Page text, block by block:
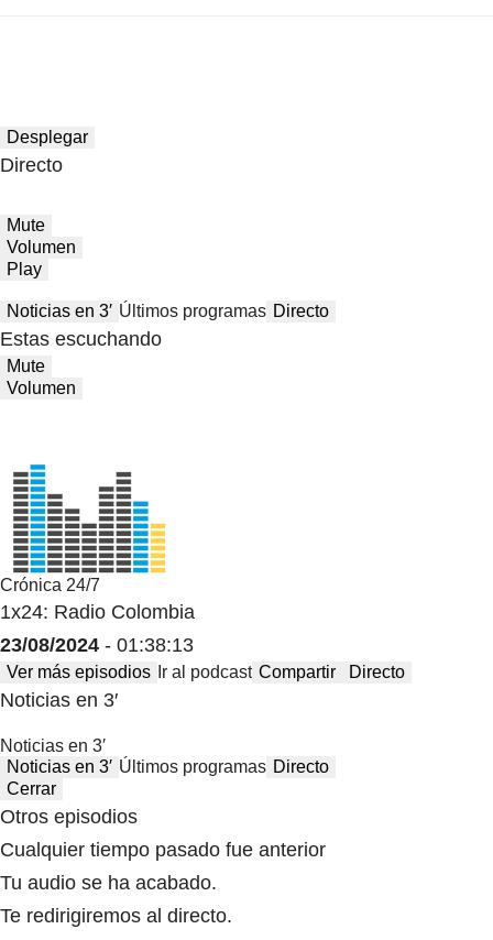
Desplegar
Directo
Mute
Volumen
Play
Noticias en 3′ Últimos programas Directo
Estas escuchando
Mute
Volumen
Crónica 24/7
1x24: Radio Colombia
23/08/2024 - 01:38:13
Ver más episodios Ir al podcast Compartir Directo
Noticias en 3′
Noticias en 3′
Noticias en 3′ Últimos programas Directo
Cerrar
Otros episodios
Cualquier tiempo pasado fue anterior
Tu audio se ha acabado.
Te redirigiremos al directo.